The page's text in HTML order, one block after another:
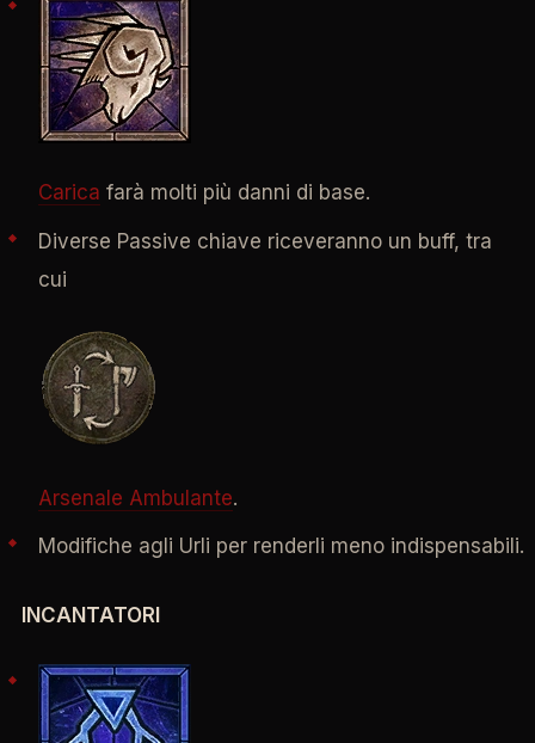
Carica farà molti più danni di base.
Diverse Passive chiave riceveranno un buff, tra
cui
Arsenale Ambulante.
Modifiche agli Urli per renderli meno indispensabili.
INCANTATORI